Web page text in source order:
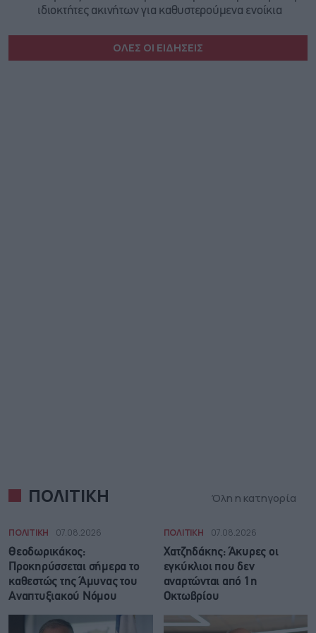
ιδιοκτήτες ακινήτων για καθυστερούμενα ενοίκια
ΟΛΕΣ ΟΙ ΕΙΔΗΣΕΙΣ
ΠΟΛΙΤΙΚΗ Όλη η κατηγορία
ΠΟΛΙΤΙΚΗ 07.08.2026
Θεοδωρικάκος:
Προκηρύσσεται σήμερα το
καθεστώς της Άμυνας του
Αναπτυξιακού Νόμου
ΠΟΛΙΤΙΚΗ 07.08.2026
Χατζηδάκης: Άκυρες οι
εγκύκλιοι που δεν
αναρτώνται από 1η
Οκτωβρίου